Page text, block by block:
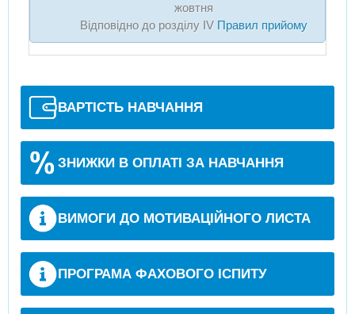
жовтня
Відповідно до розділу IV Правил прийому
ВАРТІСТЬ НАВЧАННЯ
ЗНИЖКИ В ОПЛАТІ ЗА НАВЧАННЯ
ВИМОГИ ДО МОТИВАЦІЙНОГО ЛИСТА
ПРОГРАМА ФАХОВОГО ІСПИТУ